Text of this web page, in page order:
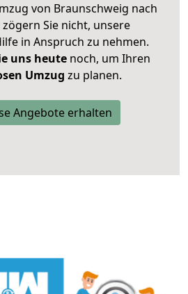
von Braunschweig nach
Sie nicht, unsere
in Anspruch zu nehmen.
uns heutenoch, um Ihren
Umzug zu planen.
Angebote erhalten